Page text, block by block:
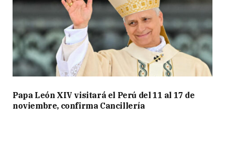
Papa León XIV visitará el Perú del 11 al 17 de
noviembre, confirma Cancillería